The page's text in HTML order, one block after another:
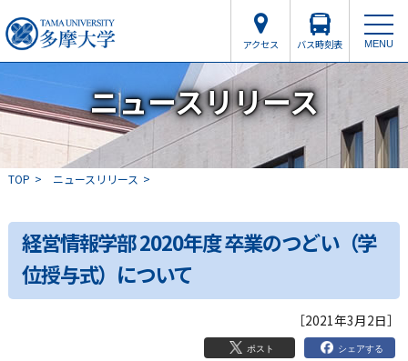
アクセス バス時刻表 MENU
ニュースリリース
TOP ニュースリリース
経営情報学部 2020年度 卒業のつどい（学
位授与式）について
［2021年3月2日］
ポスト シェアする